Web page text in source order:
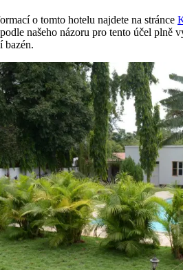
o tomto hotelu najdete na stránce
našeho názoru pro tento účel
bazén.